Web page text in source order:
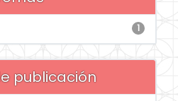
1
publicación